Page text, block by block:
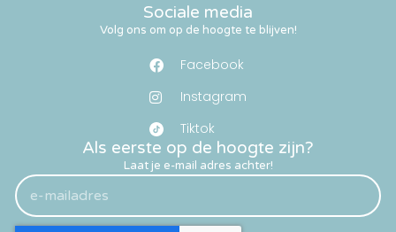
Als eerste op de hoogte zijn?
Laat je e-mail adres achter!
Sociale media
Volg ons om op de hoogte te blijven!
Facebook
Instagram
Tiktok